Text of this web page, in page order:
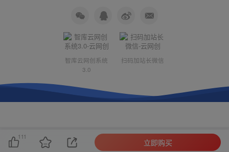
智库云网创系统
3.0
扫码加站长微信
111
立即购买